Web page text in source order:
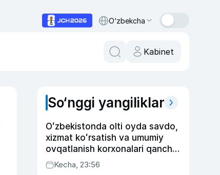
O‘zbekcha
Kabinet
So‘nggi yangiliklar
Oʻzbekistonda olti oyda savdo,
xizmat koʻrsatish va umumiy
ovqatlanish korxonalari qancha
soliq toʻlagani ochiqlandi
Kecha, 23:56